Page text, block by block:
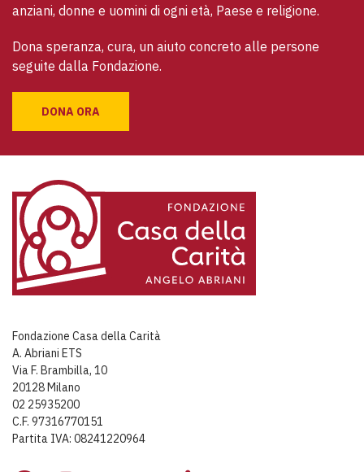
anziani, donne e uomini di ogni età, Paese e religione.
Dona speranza, cura, un aiuto concreto alle persone
seguite dalla Fondazione.
DONA ORA
Fondazione Casa della Carità
A. Abriani ETS
Via F. Brambilla, 10
20128 Milano
02 25935200
C.F. 97316770151
Partita IVA: 08241220964